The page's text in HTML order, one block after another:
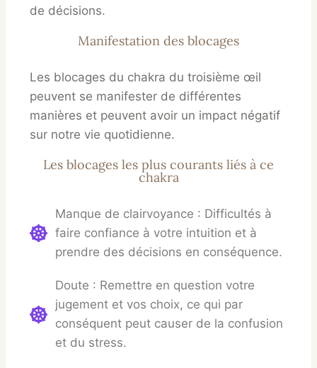
de décisions.
Manifestation des blocages
Les blocages du chakra du troisième œil
peuvent se manifester de différentes
manières et peuvent avoir un impact négatif
sur notre vie quotidienne.
Les blocages les plus courants liés à ce
chakra
Manque de clairvoyance : Difficultés à
faire confiance à votre intuition et à
prendre des décisions en conséquence.
Doute : Remettre en question votre
jugement et vos choix, ce qui par
conséquent peut causer de la confusion
et du stress.